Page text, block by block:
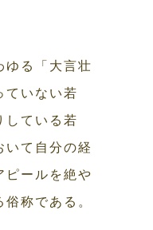
ゆる「大言壮
ていない若
している若
いて自分の経
ピールを絶や
称である。